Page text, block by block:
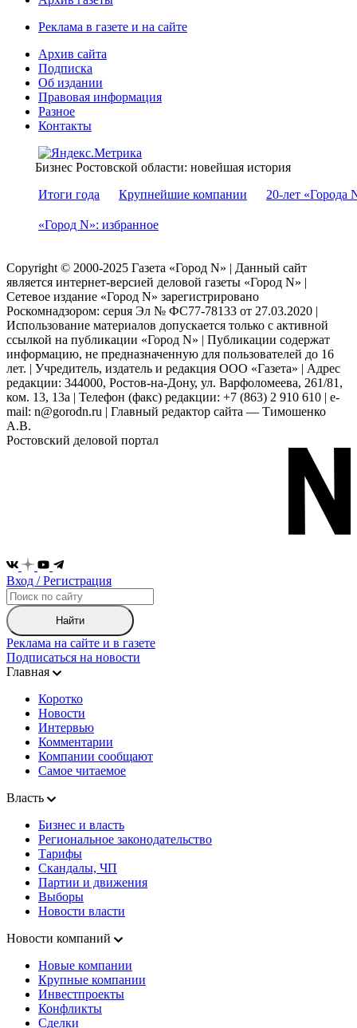
Реклама в газете и на сайте
Архив сайта
Подписка
Об издании
Правовая информация
Разное
Контакты
Бизнес Ростовской области: новейшая история
Итоги года
Крупнейшие компании 20-лет «Города
«Город N»: избранное
Copyright © 2000-2025 Газета «Город N» | Данный сайт
является интернет-версией деловой газеты «Город N» |
Сетевое издание «Город N» зарегистрировано
Роскомнадзором: серuя Эл № ФС77-78133 от 27.03.2020 |
Использование материалов допускается только с активной
ссылкой на публикации «Город N» | Публикации содержат
информацию, не предназначенную для пользователей до 16
лет. | Учредитель, издатель и редакция ООО «Газета» | Адрес
редакции: 344000, Ростов-на-Дону, ул. Варфоломеева, 261/81,
ком. 13, 13а | Телефон (факс) редакции: +7 (863) 2 910 610 | e-
mail: n@gorodn.ru | Главный редактор сайта — Тимошенко
А.В.
Ростовский деловой портал
Вход / Регистрация
Найти
Реклама на сайте и в газете
Подписаться на новости
Главная
Коротко
Новости
Интервью
Комментарии
Компании сообщают
Самое читаемое
Власть
Бизнес и власть
Региональное законодательство
Тарифы
Скандалы, ЧП
Партии и движения
Выборы
Новости власти
Новости компаний
Новые компании
Крупные компании
Инвестпроекты
Конфликты
Сделки